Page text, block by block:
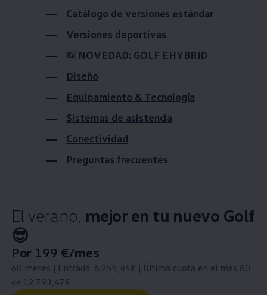
Catálogo de versiones estándar
Versiones deportivas
🆕 NOVEDAD: GOLF EHYBRID
Diseño
Equipamiento & Tecnología
Sistemas de asistencia
Conectividad
Preguntas frecuentes
El verano, mejor en tu nuevo Golf
😎
Precio nuevo:
Por 199 €/mes
60 meses | Entrada: 6.255,44€ | Última cuota en el mes 60
de 12.793,47€